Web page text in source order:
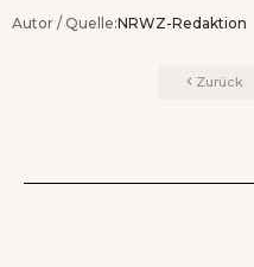
Autor / Quelle:NRWZ-Redaktion
Zurück